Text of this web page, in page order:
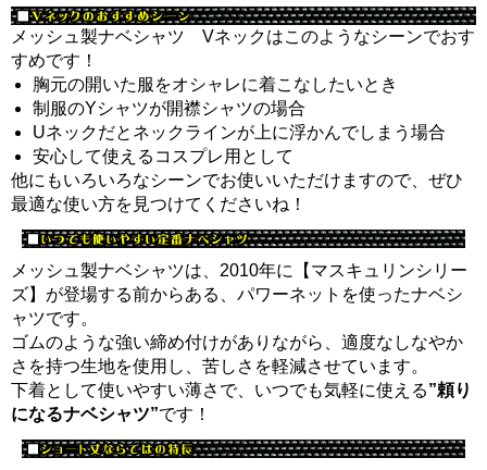
メッシュ製ナベシャツ Vネックはこのようなシーンでおす
すめです！
胸元の開いた服をオシャレに着こなしたいとき
制服のYシャツが開襟シャツの場合
Uネックだとネックラインが上に浮かんでしまう場合
安心して使えるコスプレ用として
他にもいろいろなシーンでお使いいただけますので、ぜひ
最適な使い方を見つけてくださいね！
メッシュ製ナベシャツは、2010年に【マスキュリンシリー
ズ】が登場する前からある、パワーネットを使ったナベシ
ャツです。
ゴムのような強い締め付けがありながら、適度なしなやか
さを持つ生地を使用し、苦しさを軽減させています。
下着として使いやすい薄さで、いつでも気軽に使える”頼り
になるナベシャツ”です！